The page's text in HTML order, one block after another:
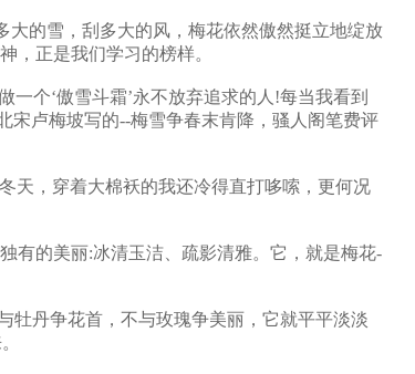
的雪，刮多大的风，梅花依然傲然挺立地绽放
，正是我们学习的榜样。
个‘傲雪斗霜’永不放弃追求的人!每当我看到
宋卢梅坡写的--梅雪争春末肯降，骚人阁笔费评
，穿着大棉袄的我还冷得直打哆嗦，更何况
的美丽:冰清玉洁、疏影清雅。它，就是梅花-
丹争花首，不与玫瑰争美丽，它就平平淡淡